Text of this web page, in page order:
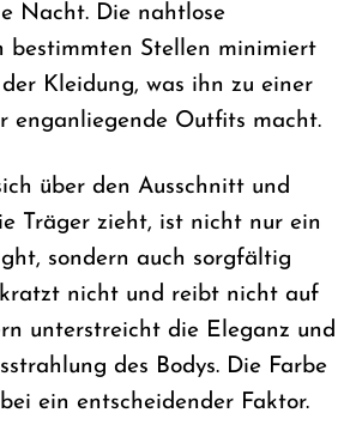
Nacht. Die nahtlose
bestimmten Stellen minimiert
Kleidung, was ihn zu einer
enganliegende Outfits macht.
über den Ausschnitt und
Träger zieht, ist nicht nur ein
sondern auch sorgfältig
nicht und reibt nicht auf
unterstreicht die Eleganz und
des Bodys. Die Farbe
ein entscheidender Faktor.